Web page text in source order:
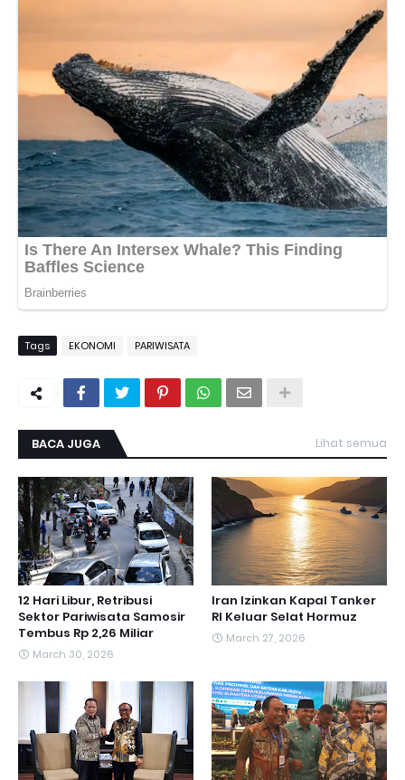
Tags EKONOMI PARIWISATA
BACA JUGA Lihat semua
12 Hari Libur, Retribusi
Sektor Pariwisata Samosir
Tembus Rp 2,26 Miliar
March 30, 2026
Iran Izinkan Kapal Tanker
RI Keluar Selat Hormuz
March 27, 2026